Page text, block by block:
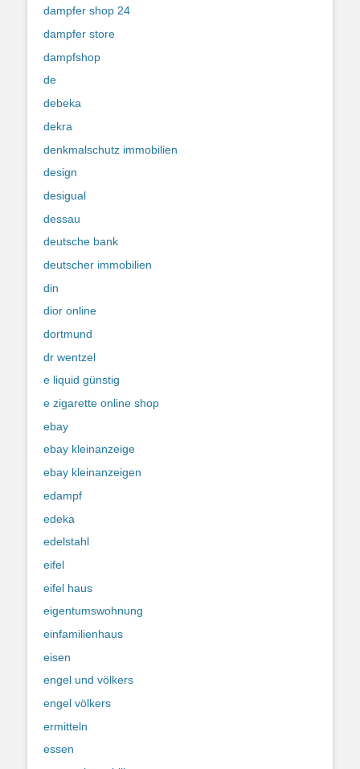
dampfer shop 24
dampfer store
dampfshop
de
debeka
dekra
denkmalschutz immobilien
design
desigual
dessau
deutsche bank
deutscher immobilien
din
dior online
dortmund
dr wentzel
e liquid günstig
e zigarette online shop
ebay
ebay kleinanzeige
ebay kleinanzeigen
edampf
edeka
edelstahl
eifel
eifel haus
eigentumswohnung
einfamilienhaus
eisen
engel und völkers
engel völkers
ermitteln
essen